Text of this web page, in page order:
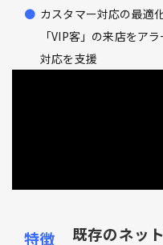
カスタマー対応の最適
「VIP客」の来店をア
対応を支援
既存のネッ